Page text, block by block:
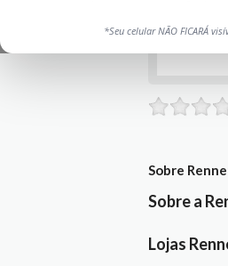
*Seu celular NÃO FICARÁ
Sobre
Sobre a
Lojas